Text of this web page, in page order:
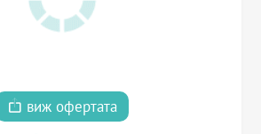
виж офертата